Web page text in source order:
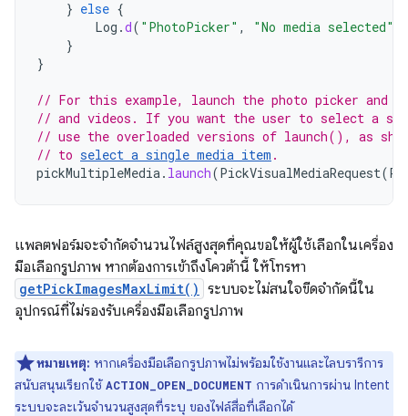
} else {
Log .d( "PhotoPicker" , "No media selected"
}
}
// For this example, launch the photo picker and
// and videos. If you want the user to select a
// use the overloaded versions of launch(), as
// to select a single media item .
pickMultipleMedia. launch(PickVisualMediaRequest(
แพลตฟอร์มจะจำกัดจำนวนไฟล์สูงสุดที่คุณขอให้ผู้ใช้เลือกในเครื่อง
มือเลือกรูปภาพ หากต้องการเข้าถึงโควต้านี้ ให้โทรหา
getPickImagesMaxLimit() ระบบจะไม่สนใจขีดจำกัดนี้ใน
อุปกรณ์ที่ไม่รองรับเครื่องมือเลือกรูปภาพ
หมายเหตุ: หากเครื่องมือเลือกรูปภาพไม่พร้อมใช้งานและไลบรารีการ
สนับสนุนเรียกใช้ACTION_OPEN_DOCUMENT การดำเนินการผ่าน Intent
ระบบจะละเว้นจำนวนสูงสุดที่ระบุ ของไฟล์สื่อที่เลือกได้